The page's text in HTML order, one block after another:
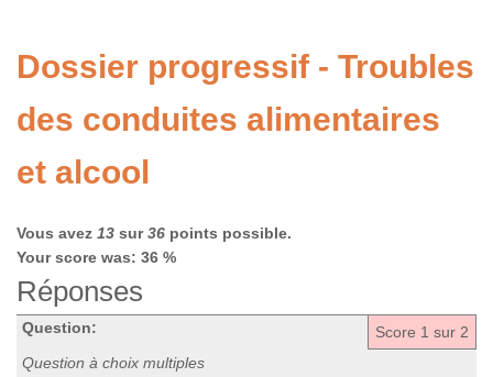
Dossier progressif - Troubles
des conduites alimentaires
et alcool
Vous avez 13 sur36 points possible.
Your score was: 36 %
Réponses
Score 1 sur 2
Question:
Question à choix multiples